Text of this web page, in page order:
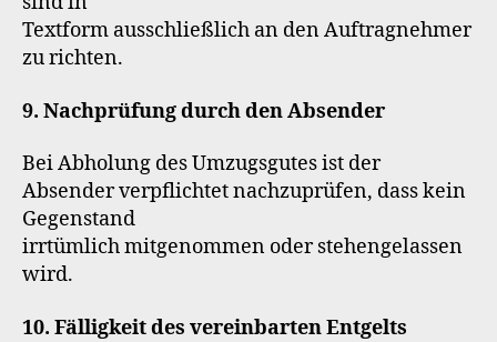
Textform ausschließlich an den Auftragnehmer
zu richten.
9. Nachprüfung durch den Absender
Bei Abholung des Umzugsgutes ist der
Absender verpflichtet nachzuprüfen, dass kein
Gegenstand
irrtümlich mitgenommen oder stehengelassen
wird.
10. Fälligkeit des vereinbarten Entgelts